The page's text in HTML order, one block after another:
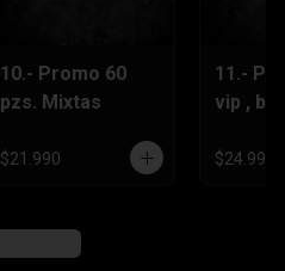
10.- Promo 60
pzs. Mixtas
$21.990
11.-
vip ,
$24.990